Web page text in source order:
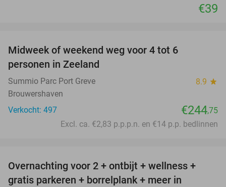
€39
Midweek of weekend weg voor 4 tot 6
personen in Zeeland
Summio Parc Port Greve 8.9 star
Brouwershaven
Verkocht: 497
€244,75
Excl. ca. €2,83 p.p.p.n. en €14 p.p. bedlinnen
33%
Overnachting voor 2 + ontbijt + wellness +
gratis parkeren + borrelplank + meer in